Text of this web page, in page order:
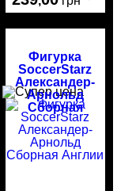
Фигурка
SoccerStarz
Александер-
Арнольд
Сборная
Англии